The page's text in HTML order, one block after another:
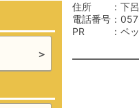
住所
下
電話番号
PR
ペ